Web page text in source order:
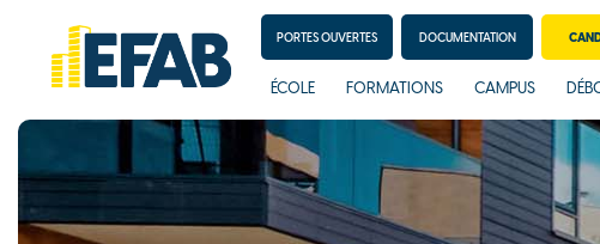
ÉCOLE FORMATIONS CAMPUS
PORTES OUVERTES DOCUMENTATION